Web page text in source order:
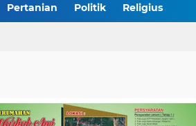
Rombongan Jemput Aspirasi
Rumah Korban Yang Tertimpa Pohon
Pimpinan Pemda
Pertanian Politik Religius